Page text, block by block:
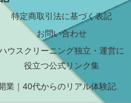
特定商取引法に基づく表記
お問い合わせ
ウスクリーニング独立・運営に
役立つ公式リンク集
｜40代からのリアル体験記.